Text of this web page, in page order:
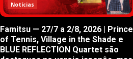
Notícias
Famitsu — 27/7 a 2/8, 2026 | Prince
of Tennis, Village in the Shade e
BLUE REFLECTION Quartet são